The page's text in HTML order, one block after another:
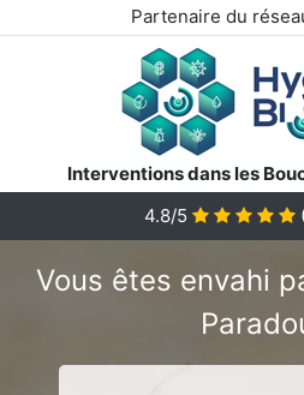
Partenaire du
Interventions dans les
4.8/5
Vous êtes envahi